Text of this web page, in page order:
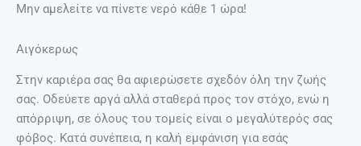
Μην αμελείτε να πίνετε νερό κάθε 1 ώρα!
Αιγόκερως
Στην καριέρα σας θα αφιερώσετε σχεδόν όλη την ζωής
σας. Οδεύετε αργά αλλά σταθερά προς τον στόχο, ενώ η
απόρριψη, σε όλους του τομείς είναι ο μεγαλύτερός σας
φόβος. Κατά συνέπεια, η καλή εμφάνιση για εσάς